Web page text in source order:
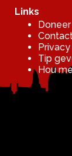
Links
Doneer
Tip
Hou